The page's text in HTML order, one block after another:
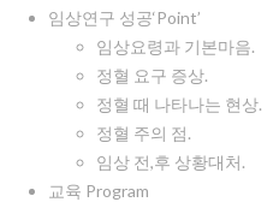
임상연구 성공‘Point’
임상요령과 기본마음.
정혈 요구 증상.
정혈 때 나타나는 현상.
정혈 주의 점.
임상 전,후 상황대처.
교육 Program